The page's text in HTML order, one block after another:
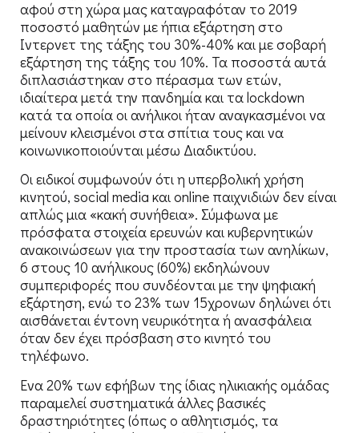
αφού στη χώρα μας καταγραφόταν το 2019
ποσοστό μαθητών με ήπια εξάρτηση στο
Ιντερνετ της τάξης του 30%-40% και με σοβαρή
εξάρτηση της τάξης του 10%. Τα ποσοστά αυτά
διπλασιάστηκαν στο πέρασμα των ετών,
ιδιαίτερα μετά την πανδημία και τα lockdown
κατά τα οποία οι ανήλικοι ήταν αναγκασμένοι να
μείνουν κλεισμένοι στα σπίτια τους και να
κοινωνικοποιούνται μέσω Διαδικτύου.
Οι ειδικοί συμφωνούν ότι η υπερβολική χρήση
κινητού, social media και online παιχνιδιών δεν είναι
απλώς μια «κακή συνήθεια». Σύμφωνα με
πρόσφατα στοιχεία ερευνών και κυβερνητικών
ανακοινώσεων για την προστασία των ανηλίκων,
6 στους 10 ανήλικους (60%) εκδηλώνουν
συμπεριφορές που συνδέονται με την ψηφιακή
εξάρτηση, ενώ το 23% των 15χρονων δηλώνει ότι
αισθάνεται έντονη νευρικότητα ή ανασφάλεια
όταν δεν έχει πρόσβαση στο κινητό του
τηλέφωνο.
Ενα 20% των εφήβων της ίδιας ηλικιακής ομάδας
παραμελεί συστηματικά άλλες βασικές
δραστηριότητες (όπως ο αθλητισμός, τα